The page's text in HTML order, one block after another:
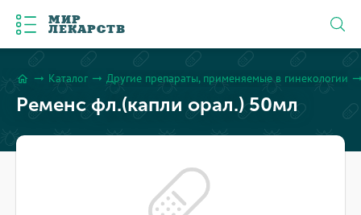
МИР
ЛЕКАРСТВ
home arrow_right_alt Каталог arrow_right_alt Другие препараты, применяемые в гинекологии
Ременс фл.(капли орал.) 50мл